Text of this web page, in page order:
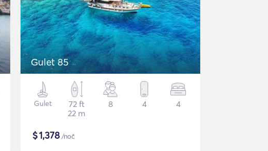
Gulet 85
Gulet
72 ft
22 m
8 4 4
$1,378/noč